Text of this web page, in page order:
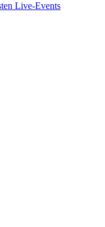
Live-Events